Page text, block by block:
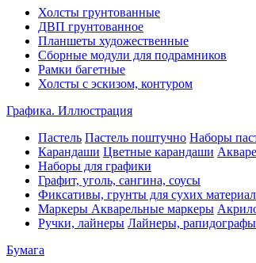
Холсты грунтованные
ДВП грунтованное
Планшеты художественные
Сборные модули для подрамников
Рамки багетные
Холсты c эскизом, контуром
Графика. Иллюстрация
Пастель Пастель поштучно Наборы
Карандаши Цветные карандаши
Наборы для графики
Графит, уголь, сангина, соусы
Фиксативы, грунты для сухих
Маркеры Акварельные маркеры
Ручки, лайнеры Лайнеры, рапидографы
Бумага